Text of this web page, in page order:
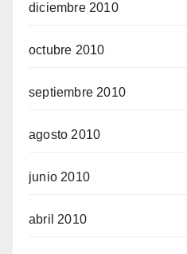
diciembre 2010
octubre 2010
septiembre 2010
agosto 2010
junio 2010
abril 2010